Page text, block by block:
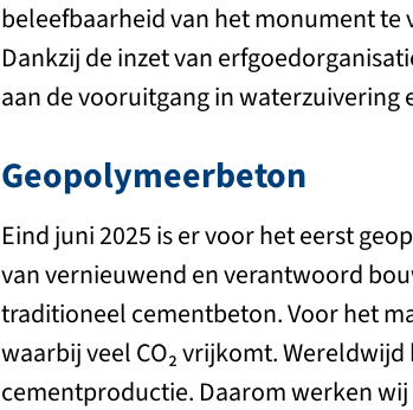
beleefbaarheid van het monument
Dankzij de inzet van
aan de vooruitgang in waterzuivering
Geopolymeerbeton
Eind juni 2025 is er voor het eerst
van vernieuwend en verantwoord
traditioneel cementbeton. Voor het
waarbij veel CO₂ vrijkomt.
cementproductie. Daarom werken